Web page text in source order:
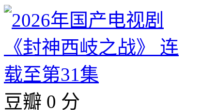
豆瓣 0 分